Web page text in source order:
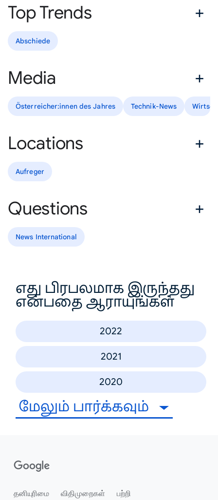
Top Trends
Abschiede
Media
Österreicher:innen des Jahres Technik-News
Locations
Aufreger
Questions
News International
எது பிரபலமாக இருந்தது
என்பதை ஆராயுங்கள்
2022
2021
2020
மேலும் பார்க்கவும்
தனியுரிமை விதிமுறைகள் பற்றி